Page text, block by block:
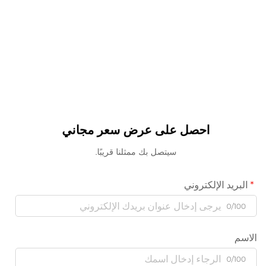
احصل على عرض سعر مجاني
سيتصل بك ممثلنا قريبًا.
البريد الإلكتروني
0/100
الاسم
0/100